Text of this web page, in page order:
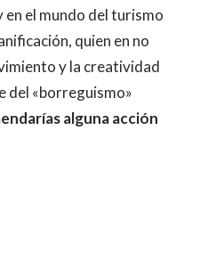
en el mundo del turismo
quien en no
y la creatividad
del «borreguismo»
alguna acción